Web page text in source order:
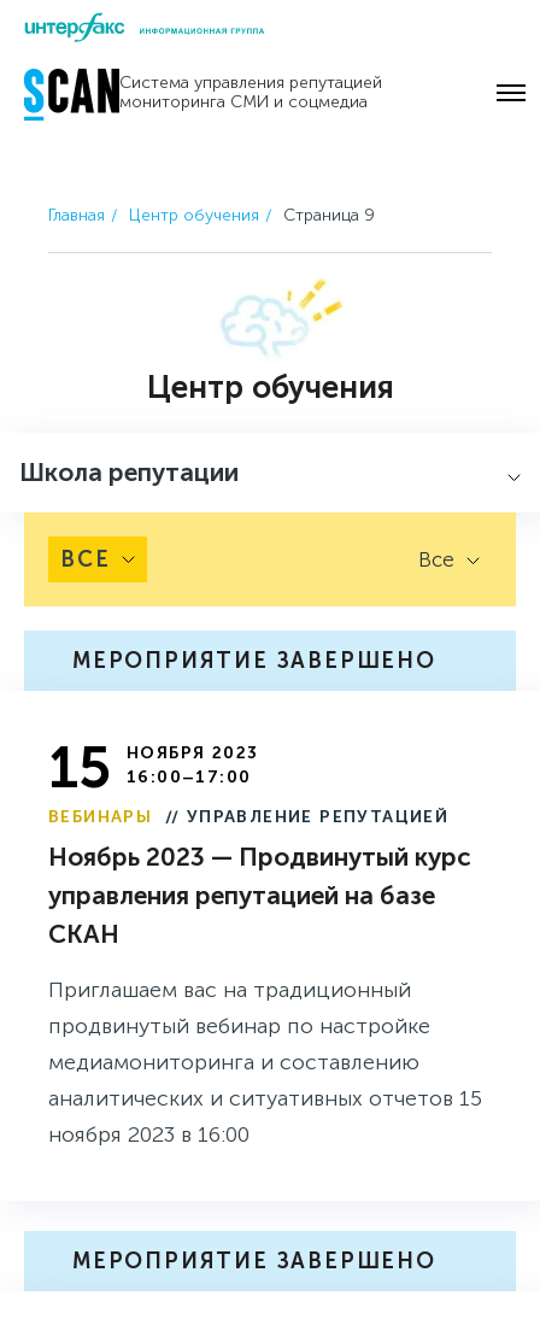
Skip
content
Система управления репутацией
мониторинга СМИ и соцмедиа
Главная Центр обучения Страница 9
Центр обучения
Школа репутации
ВСЕ Все
МЕРОПРИЯТИЕ ЗАВЕРШЕНО
15
НОЯБРЯ 2023
16:00–17:00
ВЕБИНАРЫ
// УПРАВЛЕНИЕ РЕПУТАЦИЕЙ
Ноябрь 2023 — Продвинутый курс
управления репутацией на базе
СКАН
Приглашаем вас на традиционный
продвинутый вебинар по настройке
медиамониторинга и составлению
аналитических и ситуативных отчетов 15
ноября 2023 в 16:00
МЕРОПРИЯТИЕ ЗАВЕРШЕНО